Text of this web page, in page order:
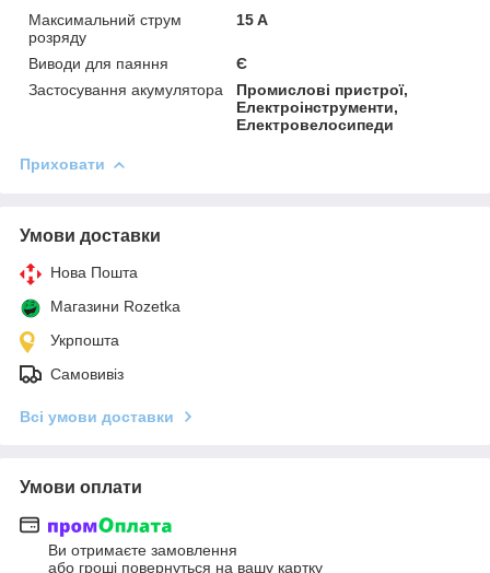
Максимальний струм
розряду
15 A
Виводи для паяння
Є
Застосування акумулятора
Промислові пристрої,
Електроінструменти,
Електровелосипеди
Приховати
Умови доставки
Нова Пошта
Магазини Rozetka
Укрпошта
Самовивіз
Всі умови доставки
Умови оплати
Ви отримаєте замовлення
або гроші повернуться на вашу картку